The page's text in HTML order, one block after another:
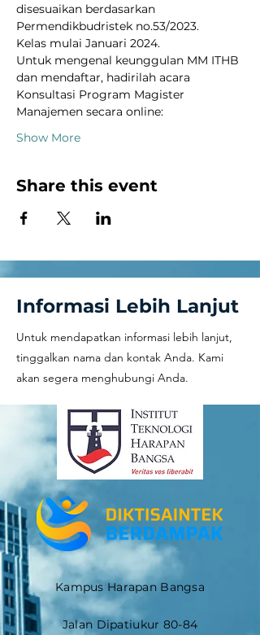
disesuaikan berdasarkan
Permendikbudristek no.53/2023.
Kelas mulai Januari 2024.
Untuk mengenal keunggulan MM ITHB
dan mendaftar, hadirilah acara
Konsultasi Program Magister
Manajemen secara online:
Show More
Share this event
Informasi Lebih Lanjut
Untuk mendapatkan informasi lebih lanjut,
tinggalkan nama dan kontak Anda. Kami
akan segera menghubungi Anda.
Kampus Harapan Bangsa
Jalan Dipatiukur 80-84